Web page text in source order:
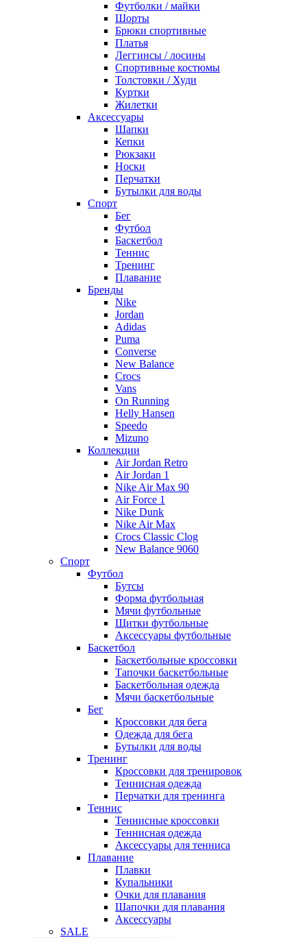
Футболки / майки
Шорты
Брюки спортивные
Платья
Леггинсы / лосины
Спортивные костюмы
Толстовки / Худи
Куртки
Жилетки
Аксессуары
Шапки
Кепки
Рюкзаки
Носки
Перчатки
Бутылки для воды
Спорт
Бег
Футбол
Баскетбол
Теннис
Тренинг
Плавание
Бренды
Nike
Jordan
Adidas
Puma
Converse
New Balance
Crocs
Vans
On Running
Helly Hansen
Speedo
Mizuno
Коллекции
Air Jordan Retro
Air Jordan 1
Nike Air Max 90
Air Force 1
Nike Dunk
Nike Air Max
Crocs Classic Clog
New Balance 9060
Спорт
Футбол
Бутсы
Форма футбольная
Мячи футбольные
Щитки футбольные
Аксессуары футбольные
Баскетбол
Баскетбольные кроссовки
Тапочки баскетбольные
Баскетбольная одежда
Мячи баскетбольные
Бег
Кроссовки для бега
Одежда для бега
Бутылки для воды
Тренинг
Кроссовки для тренировок
Теннисная одежда
Перчатки для тренинга
Теннис
Теннисные кроссовки
Теннисная одежда
Аксессуары для тенниса
Плавание
Плавки
Купальники
Очки для плавания
Шапочки для плавания
Аксессуары
SALE